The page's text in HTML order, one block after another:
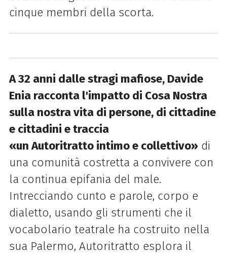
cinque membri della scorta.
A 32 anni dalle stragi mafiose, Davide
Enia racconta l'impatto di Cosa Nostra
sulla nostra vita di persone, di cittadine
e cittadini e traccia
«un Autoritratto intimo e collettivo» di
una comunità costretta a convivere con
la continua epifania del male.
Intrecciando cunto e parole, corpo e
dialetto, usando gli strumenti che il
vocabolario teatrale ha costruito nella
sua Palermo, Autoritratto esplora il